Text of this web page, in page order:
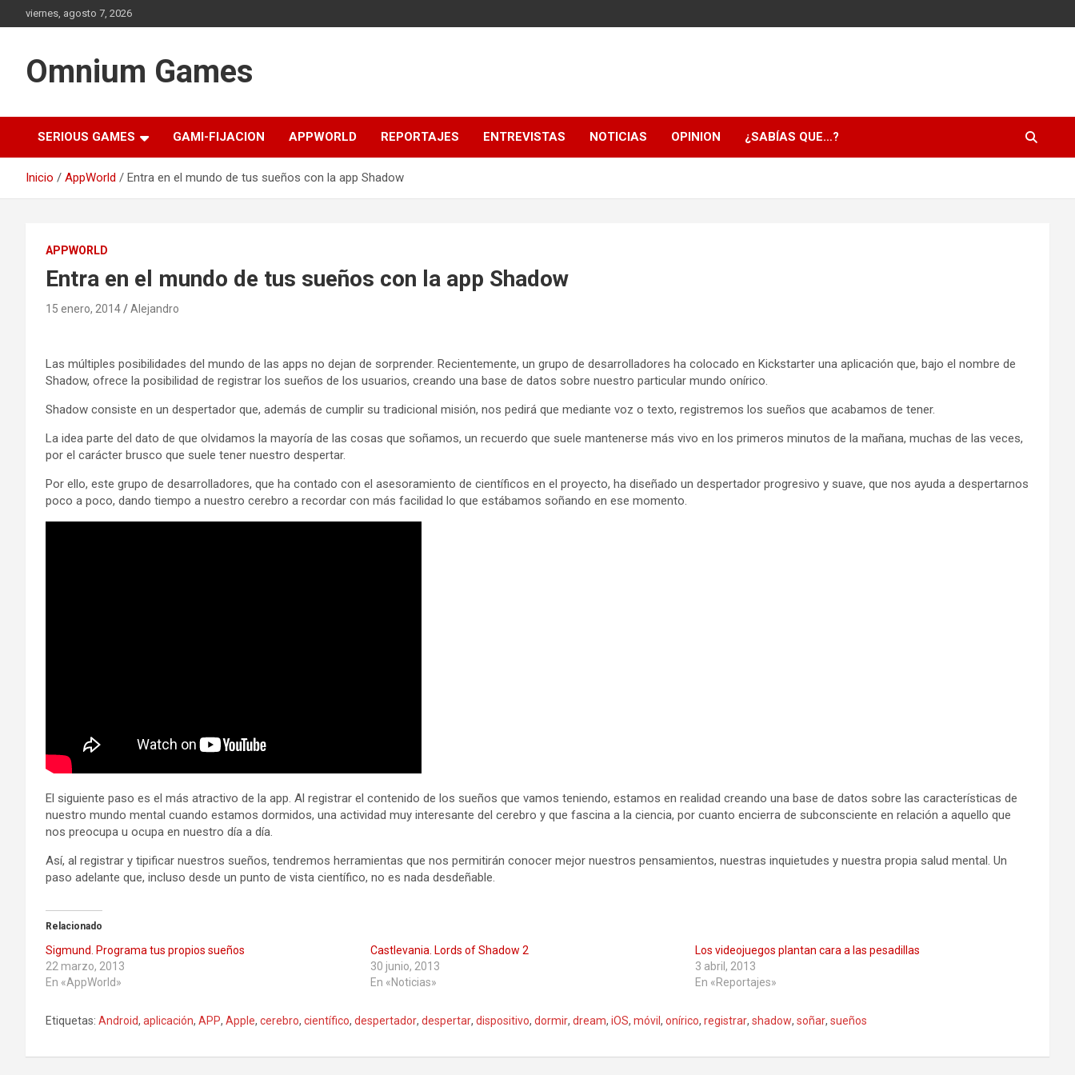
al
viernes, agosto 7, 2026
Omnium Games
SERIOUS GAMES GAMI-FIJACION APPWORLD REPORTAJES ENTREVISTAS NOTICIAS OPINION ¿SABÍAS QUE…?
Inicio AppWorld Entra en el mundo de tus sueños con la app Shadow
APPWORLD
Entra en el mundo de tus sueños con la app Shadow
15 enero, 2014 Alejandro
Las múltiples posibilidades del mundo de las apps no dejan de sorprender. Recientemente, un grupo de desarrolladores ha colocado en Kickstarter una aplicación que, bajo el nombre de
Shadow, ofrece la posibilidad de registrar los sueños de los usuarios, creando una base de datos sobre nuestro particular mundo onírico.
Shadow consiste en un despertador que, además de cumplir su tradicional misión, nos pedirá que mediante voz o texto, registremos los sueños que acabamos de tener.
La idea parte del dato de que olvidamos la mayoría de las cosas que soñamos, un recuerdo que suele mantenerse más vivo en los primeros minutos de la mañana, muchas de las veces,
por el carácter brusco que suele tener nuestro despertar.
Por ello, este grupo de desarrolladores, que ha contado con el asesoramiento de científicos en el proyecto, ha diseñado un despertador progresivo y suave, que nos ayuda a despertarnos
poco a poco, dando tiempo a nuestro cerebro a recordar con más facilidad lo que estábamos soñando en ese momento.
El siguiente paso es el más atractivo de la app. Al registrar el contenido de los sueños que vamos teniendo, estamos en realidad creando una base de datos sobre las características de
nuestro mundo mental cuando estamos dormidos, una actividad muy interesante del cerebro y que fascina a la ciencia, por cuanto encierra de subconsciente en relación a aquello que
nos preocupa u ocupa en nuestro día a día.
Así, al registrar y tipificar nuestros sueños, tendremos herramientas que nos permitirán conocer mejor nuestros pensamientos, nuestras inquietudes y nuestra propia salud mental. Un
paso adelante que, incluso desde un punto de vista científico, no es nada desdeñable.
Relacionado
Sigmund. Programa tus propios sueños
22 marzo, 2013
En «AppWorld»
Castlevania. Lords of Shadow 2
30 junio, 2013
En «Noticias»
Los videojuegos plantan cara a las pesadillas
3 abril, 2013
En «Reportajes»
Etiquetas: Android, aplicación, APP, Apple, cerebro, científico, despertador, despertar, dispositivo, dormir, dream, iOS, móvil , onírico, registrar, shadow, soñar, sueños